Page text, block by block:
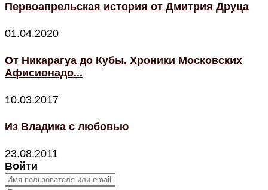
Первоапрельская история от Дмитрия Друца
01.04.2020
От Никарагуа до Кубы. Хроники Московских
Афисионадо...
10.03.2017
Из Владика с любовью
23.08.2011
Войти